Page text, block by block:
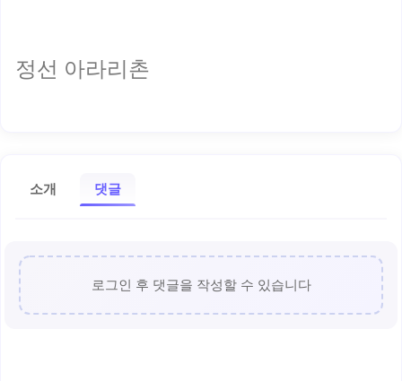
정선 아라리촌
소개 댓글
로그인 후 댓글을 작성할 수 있습니다